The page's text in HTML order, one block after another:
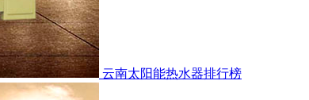
云南太阳能热水器排行榜